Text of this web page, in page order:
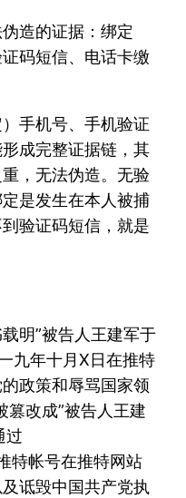
造的证据：绑定
证码短信、电话卡缴
手机号、手机验证
成完整证据链，其
，无法伪造。无验
是发生在本人被捕
验证码短信，就是
明”被告人王建军于
九年十月X日在推特
政策和辱骂国家领
篡改成”被告人王建
过
特帐号在推特网站
诋毁中国共产党执